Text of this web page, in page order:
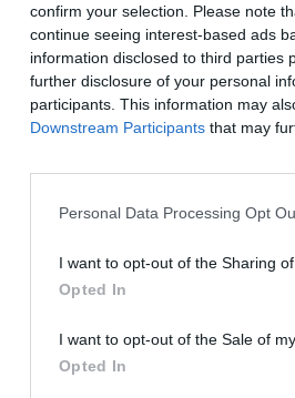
confirm your selection. Please note
continue seeing interest-based ads
information disclosed to third parties
further disclosure of your personal
participants. This information may
Downstream Participants that may
Personal Data Processing Opt
I want to opt-out of the Sharing
Opted In
I want to opt-out of the Sale of
Opted In